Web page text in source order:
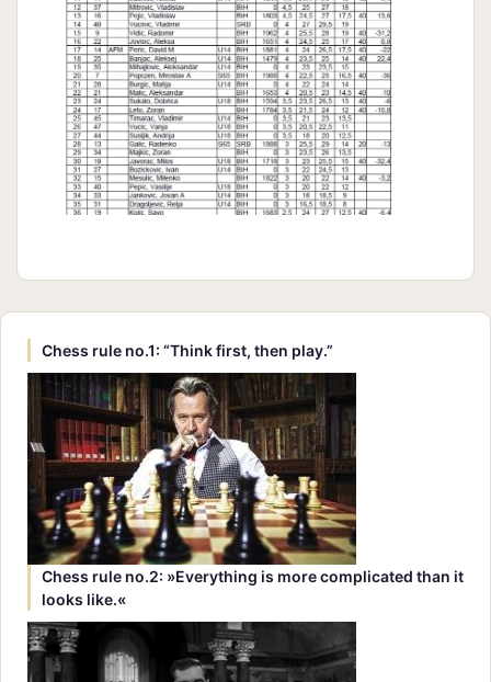
Chess rule no.1: “Think first, then play.”
Chess rule no.2: »Everything is more complicated than it
looks like.«